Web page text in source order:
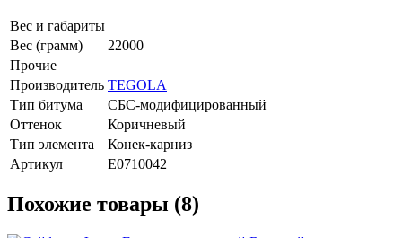
Вес и габариты
Вес (грамм)
22000
Прочие
Производитель TEGOLA
Тип битума
СБС-модифицированный
Оттенок
Коричневый
Тип элемента
Конек-карниз
Артикул
E0710042
Похожие товары (8)